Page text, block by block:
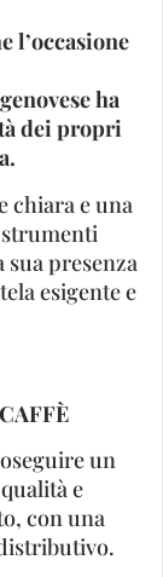
l’occasione
ha
dei propri
chiara e una
presenza
esigente e
un
e
con una